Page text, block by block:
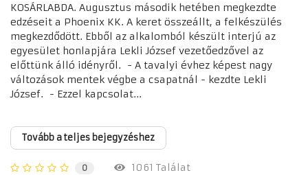
KOSÁRLABDA. Augusztus második hetében megkezdte
edzéseit a Phoenix KK. A keret összeállt, a felkészülés
megkezdődött. Ebből az alkalomból készült interjú az
egyesület honlapjára Lekli József vezetőedzővel az
előttünk álló idényről. - A tavalyi évhez képest nagy
változások mentek végbe a csapatnál - kezdte Lekli
József. - Ezzel kapcsolat...
Tovább a teljes bejegyzéshez
0
1061 Találat